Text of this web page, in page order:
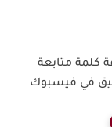
كلمة متابعة
في فيسبوك